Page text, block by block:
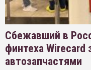
Сбежавший в
финтеха Wirecard
автозапчастями